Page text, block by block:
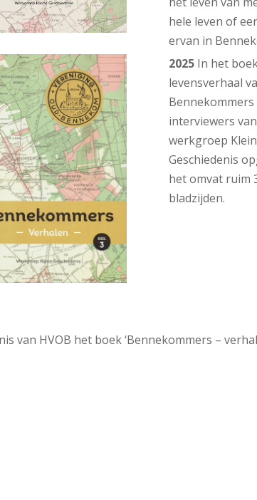
hele leven of
ervan in
2025 In het
levensverhaal
interviewers
werkgroep
Geschiedenis
het omvat ruim
bladzijden.
van HVOB het boek ‘Bennekommers –